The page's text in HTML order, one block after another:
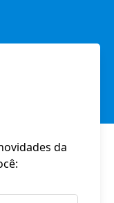
da